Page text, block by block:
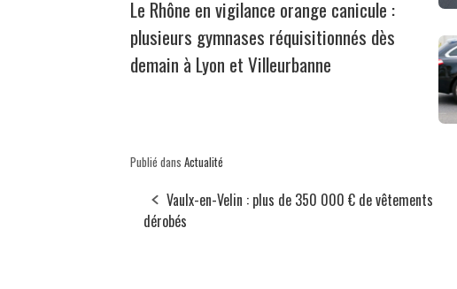
Le Rhône en vigilance orange canicule :
plusieurs gymnases réquisitionnés dès
demain à Lyon et Villeurbanne
Publié dans Actualité
Vaulx-en-Velin : plus de 350 000 € de vêtements
dérobés